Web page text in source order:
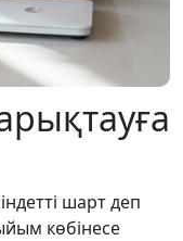
шарт деп
көбінесе